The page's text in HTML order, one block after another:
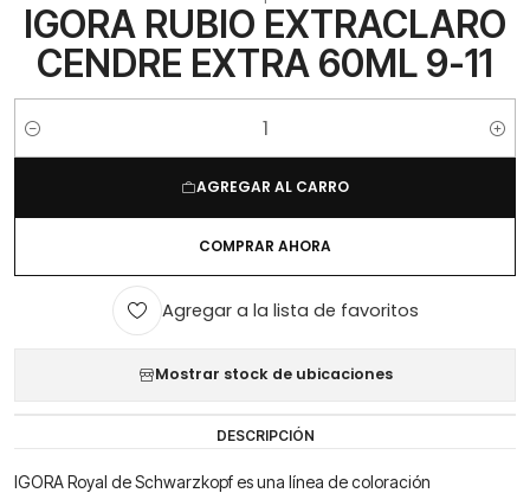
IGORA RUBIO EXTRACLARO
CENDRE EXTRA 60ML 9-11
Cantidad
AGREGAR AL CARRO
COMPRAR AHORA
Agregar a la lista de favoritos
Mostrar stock de ubicaciones
DESCRIPCIÓN
IGORA Royal de Schwarzkopf es una línea de coloración